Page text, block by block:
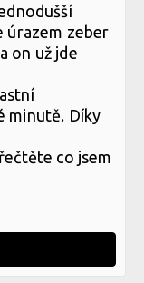
úrazem zeber
on už jde
minutě. Díky
co jsem